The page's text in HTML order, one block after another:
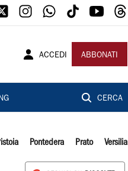
ACCEDI ABBONATI
CERCA
Pontedera Prato Versilia